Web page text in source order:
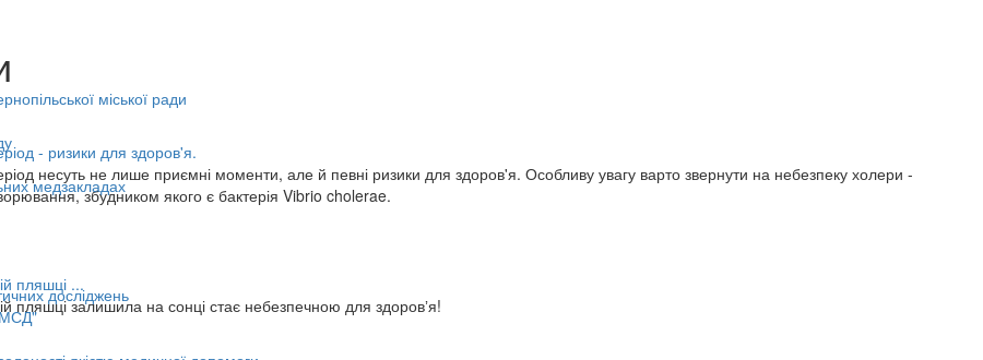
міської ради
медзакладах
досліджень
- ризики для здоров'я.
несуть не лише приємні моменти, але й певні ризики для здоров'я. Особливу увагу варто звернути на небезпеку холери -
збудником якого є бактерія Vibrio cholerae.
пляшці ...
пляшці залишила на сонці стає небезпечною для здоровʼя!